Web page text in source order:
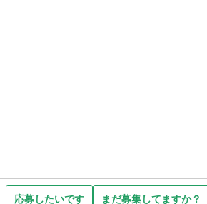
応募したいです まだ募集してますか？